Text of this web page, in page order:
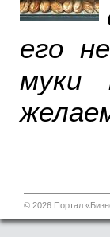
его
муки
© 2026 Портал